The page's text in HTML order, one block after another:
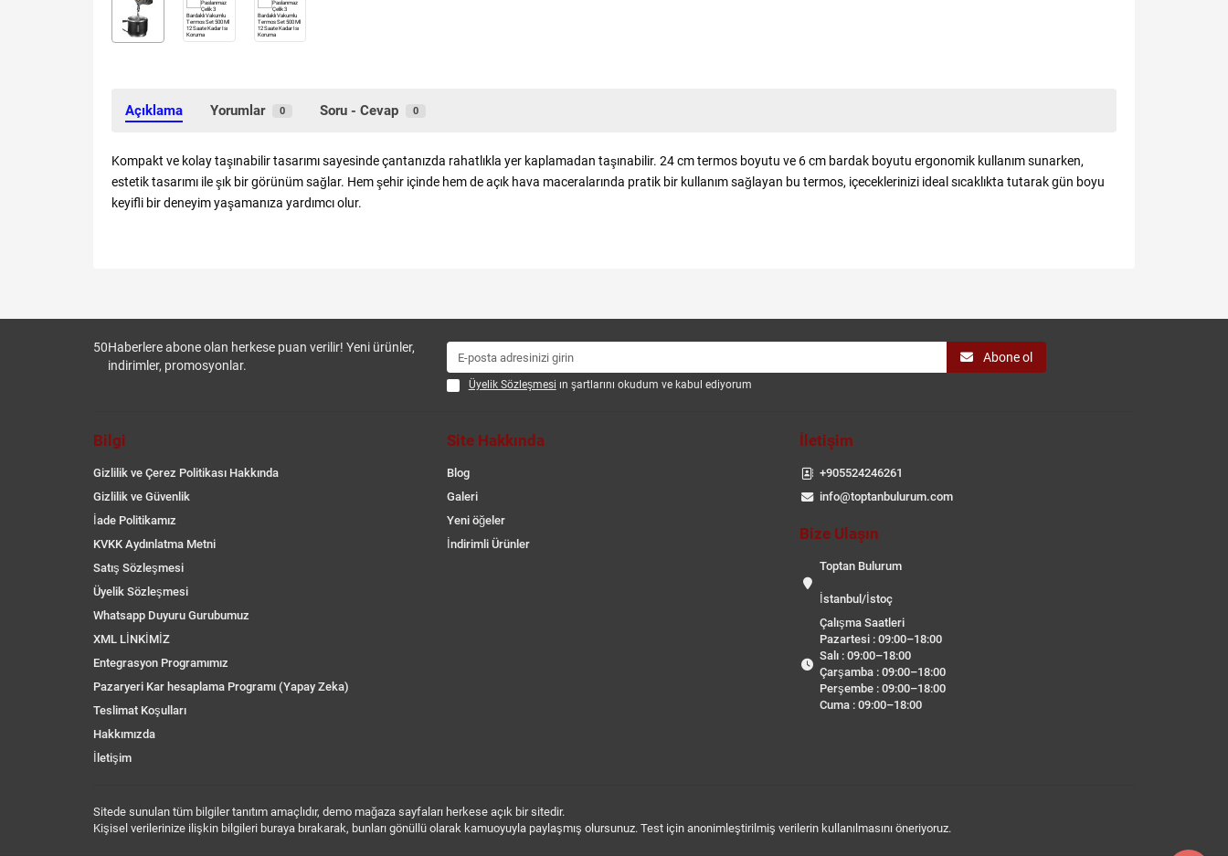
Açıklama Yorumlar 0 Soru - Cevap 0
Kompakt ve kolay taşınabilir tasarımı sayesinde çantanızda rahatlıkla yer kaplamadan taşınabilir. 24 cm termos boyutu ve 6 cm bardak boyutu ergonomik kullanım sunarken,
estetik tasarımı ile şık bir görünüm sağlar. Hem şehir içinde hem de açık hava maceralarında pratik bir kullanım sağlayan bu termos, içeceklerinizi ideal sıcaklıkta tutarak gün boyu
keyifli bir deneyim yaşamanıza yardımcı olur.
50Haberlere abone olan herkese puan verilir! Yeni ürünler,
indirimler, promosyonlar.
Abone ol
Üyelik Sözleşmesi ın şartlarını okudum ve kabul ediyorum
Bilgi
Gizlilik ve Çerez Politikası Hakkında
Gizlilik ve Güvenlik
İade Politikamız
KVKK Aydınlatma Metni
Satış Sözleşmesi
Üyelik Sözleşmesi
Whatsapp Duyuru Gurubumuz
XML LİNKİMİZ
Entegrasyon Programımız
Pazaryeri Kar hesaplama Programı (Yapay Zeka)
Teslimat Koşulları
Hakkımızda
İletişim
Site Hakkında
Blog
Galeri
Yeni öğeler
İndirimli Ürünler
İletişim
+905524246261
info@toptanbulurum.com
Bize Ulaşın
Toptan Bulurum
İstanbul/İstoç
Çalışma Saatleri
Pazartesi : 09:00–18:00
Salı : 09:00–18:00
Çarşamba : 09:00–18:00
Perşembe : 09:00–18:00
Cuma : 09:00–18:00
Sitede sunulan tüm bilgiler tanıtım amaçlıdır, demo mağaza sayfaları herkese açık bir sitedir.
Kişisel verilerinize ilişkin bilgileri buraya bırakarak, bunları gönüllü olarak kamuoyuyla paylaşmış olursunuz. Test için anonimleştirilmiş verilerin kullanılmasını öneriyoruz.